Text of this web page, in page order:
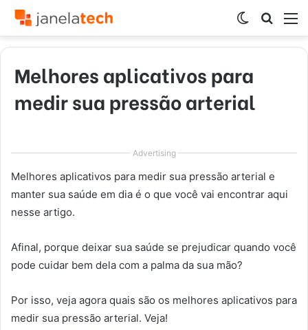
por
Switch
skin
Melhores aplicativos para
medir sua pressão arterial
Advertising
Melhores aplicativos para medir sua pressão arterial e
manter sua saúde em dia é o que você vai encontrar aqui
nesse artigo.
Afinal, porque deixar sua saúde se prejudicar quando você
pode cuidar bem dela com a palma da sua mão?
Por isso, veja agora quais são os melhores aplicativos para
medir sua pressão arterial. Veja!